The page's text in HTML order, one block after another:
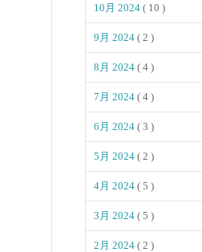
10月 2024 ( 10 )
9月 2024 ( 2 )
8月 2024 ( 4 )
7月 2024 ( 4 )
6月 2024 ( 3 )
5月 2024 ( 2 )
4月 2024 ( 5 )
3月 2024 ( 5 )
2月 2024 ( 2 )